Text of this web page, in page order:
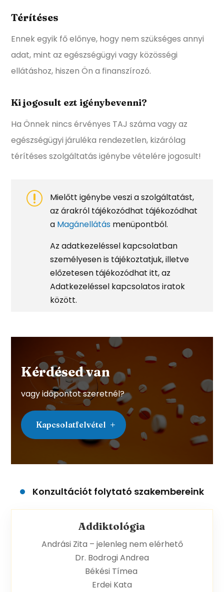
Térítéses
Ennek egyik fő előnye, hogy nem szükséges annyi
adat, mint az egészségügyi vagy közösségi
ellátáshoz, hiszen Ön a finanszírozó.
Ki jogosult ezt igénybevenni?
Ha Önnek nincs érvényes TAJ száma vagy az
egészségügyi járuléka rendezetlen, kizárólag
térítéses szolgáltatás igénybe vételére jogosult!
r
Mielőtt igénybe veszi a szolgáltatást,
az árakról tájékozódhat tájékozódhat
a Magánellátásmenüpontból.
Az adatkezeléssel kapcsolatban
személyesen is tájékoztatjuk, illetve
előzetesen tájékozódhat itt, az
Adatkezeléssel kapcsolatos iratok
között.
Kérdésed van
vagy időpontot szeretnél?
Kapcsolatfelvétel
Konzultációt folytató szakembereink
Addiktológia
Andrási Zita – jelenleg nem elérhető
Dr. Bodrogi Andrea
Békési Tímea
Erdei Kata